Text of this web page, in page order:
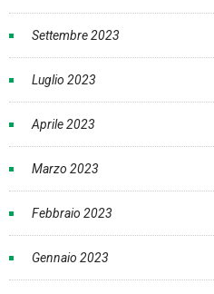
Settembre 2023
Luglio 2023
Aprile 2023
Marzo 2023
Febbraio 2023
Gennaio 2023